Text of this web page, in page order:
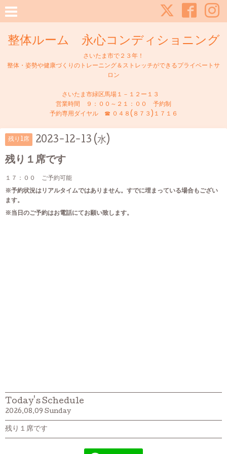
整体ルーム 永心コンディショニング
さいたま市で２３年！
整体・姿勢や健康づくりのトレーニング＆ストレッチができるプライベートサ
ロン
さいたま市緑区馬場１－１２ー１３
営業時間 ９：００～２１：００ 予約制
予約専用ダイヤル ☎ ０４８(８７３)１７１６
残り1席 2023-12-13 (水)
残り１席です
１７：００ ご予約可能
※予約状況はリアルタイムではありません。すでに埋まっている場合もござい
ます。
※当日のご予約はお電話にてお願い致します。
Today's Schedule
2026.08.09 Sunday
残り１席です